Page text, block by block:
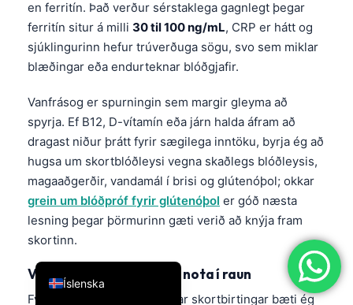
en ferritín. Það verður sérstaklega gagnlegt þegar
ferritín situr á milli 30 til 100 ng/mL, CRP er hátt og
sjúklingurinn hefur trúverðuga sögu, svo sem miklar
blæðingar eða endurteknar blóðgjafir.
Vanfrásog er spurningin sem margir gleyma að
spyrja. Ef B12, D-vítamín eða járn halda áfram að
dragast niður þrátt fyrir sægilega inntöku, byrja ég að
hugsa um skortblóðleysi vegna skaðlegs blóðleysis,
magaaðgerðir, vandamál í brisi og glútenóþol; okkar
grein um blóðpróf fyrir glútenóþol er góð næsta
lesning þegar þörmurinn gæti verið að knýja fram
skortinn.
Viðbótarmengið sem ég nota í raun
Fyrir endurteknar óútskýrðar skortbirtingar bæti ég
Íslenska
Deutsch
العربية
Français
Italiano
Español
Português
Ελληνικά
Türkçe